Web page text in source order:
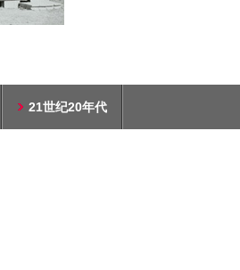
21世纪20年代